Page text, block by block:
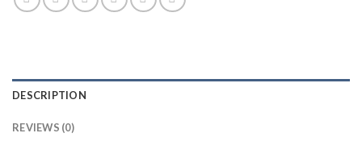
DESCRIPTION
REVIEWS (0)